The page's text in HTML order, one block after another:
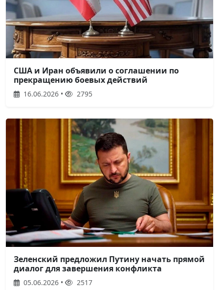
США и Иран объявили о соглашении по
прекращению боевых действий
16.06.2026 • 2795
Зеленский предложил Путину начать прямой
диалог для завершения конфликта
05.06.2026 • 2517